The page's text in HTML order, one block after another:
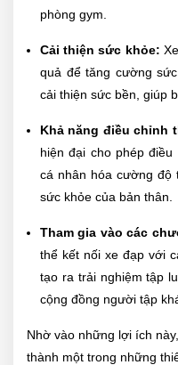
phòng gym.
Cải thiện sức khỏe:
quả để tăng cường
cải thiện sức bền, giúp
Khả năng điều chỉnh
hiện đại cho phép
cá nhân hóa cường độ
sức khỏe của bản thân.
Tham gia vào các
thể kết nối xe đạp với
tạo ra trải nghiệm tập
cộng đồng người tập
Nhờ vào những lợi ích
thành một trong những